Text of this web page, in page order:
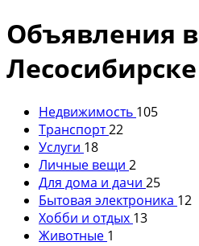
Объявления в
Лесосибирске
Недвижимость 105
Транспорт22
Услуги 18
Личные вещи 2
Для дома и дачи 25
Бытовая электроника 12
Хобби и отдых 13
Животные 1